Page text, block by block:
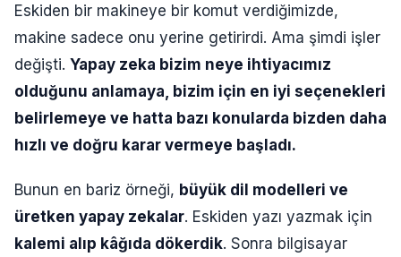
Eskiden bir makineye bir komut verdiğimizde,
makine sadece onu yerine getirirdi. Ama şimdi işler
değişti. Yapay zeka bizim neye ihtiyacımız
olduğunu anlamaya, bizim için en iyi seçenekleri
belirlemeye ve hatta bazı konularda bizden daha
hızlı ve doğru karar vermeye başladı.
Bunun en bariz örneği, büyük dil modelleri ve
üretken yapay zekalar. Eskiden yazı yazmak için
kalemi alıp kâğıda dökerdik. Sonra bilgisayar